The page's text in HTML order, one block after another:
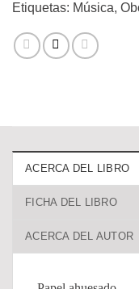
Etiquetas: Música,
ACERCA DEL LIBRO
FICHA DEL LIBRO
ACERCA DEL AUTOR